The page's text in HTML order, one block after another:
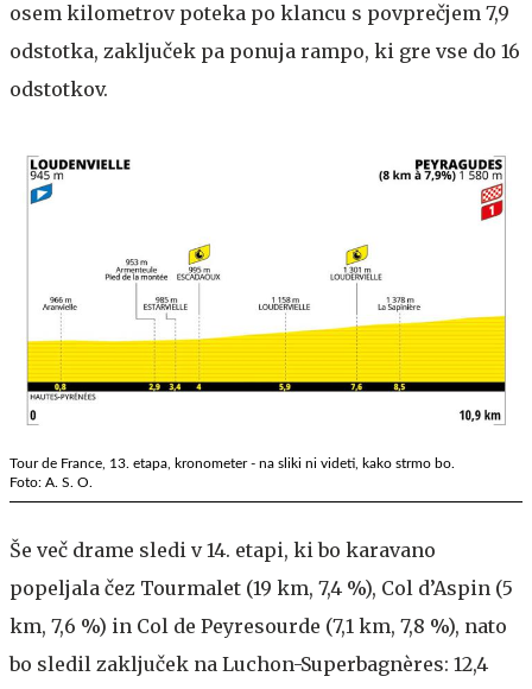
osem kilometrov poteka po klancu s povprečjem 7,9
odstotka, zaključek pa ponuja rampo, ki gre vse do 16
odstotkov.
Tour de France, 13. etapa, kronometer - na sliki ni videti, kako strmo bo.
Foto: A. S. O.
Še več drame sledi v 14. etapi, ki bo karavano
popeljala čez Tourmalet (19 km, 7,4 %), Col d’Aspin (5
km, 7,6 %) in Col de Peyresourde (7,1 km, 7,8 %), nato
bo sledil zaključek na Luchon-Superbagnères: 12,4